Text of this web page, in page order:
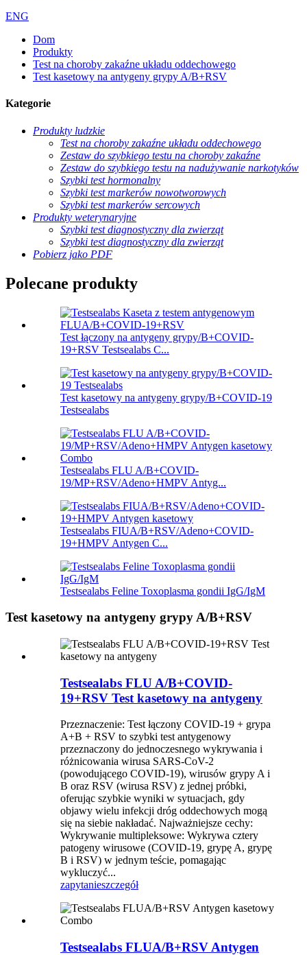
ENG
Dom
Produkty
Test na choroby zakaźne układu oddechowego
Test kasetowy na antygeny grypy A/B+RSV
Kategorie
Produkty ludzkie
Test na choroby zakaźne układu oddechowego
Zestaw do szybkiego testu na choroby zakaźne
Zestaw do szybkiego testu na nadużywanie narkotyków
Szybki test hormonalny
Szybki test markerów nowotworowych
Szybki test markerów sercowych
Produkty weterynaryjne
Szybki test diagnostyczny dla zwierząt
Szybki test diagnostyczny dla zwierząt
Pobierz jako PDF
Polecane produkty
Test łączony na antygeny grypy/B+COVID-
19+RSV Testsealabs C...
Test kasetowy na antygeny grypy/B+COVID-19
Testsealabs
Testsealabs FLU A/B+COVID-
19/MP+RSV/Adeno+HMPV Antyg...
Testsealabs FIUA/B+RSV/Adeno+COVID-
19+HMPV Antygen C...
Testsealabs Feline Toxoplasma gondii IgG/IgM
Test kasetowy na antygeny grypy A/B+RSV
Testsealabs FLU A/B+COVID-
19+RSV Test kasetowy na antygeny
Przeznaczenie: Test łączony COVID-19 + grypa
A+B + RSV to szybki test antygenowy
przeznaczony do jednoczesnego wykrywania i
różnicowania wirusa SARS-CoV-2
(powodującego COVID-19), wirusów grypy A i
B oraz RSV (wirusa RSV) z jednej próbki,
oferując szybkie wyniki w sytuacjach, gdy
objawy wielu infekcji dróg oddechowych mogą
się na siebie nakładać. Najważniejsze cechy:
Wykrywanie multipleksowe: Wykrywa cztery
patogeny wirusowe (COVID-19, grypę A, grypę
B i RSV) w jednym teście, pomagając
wykluczyć...
zapytanieszczegół
Testsealabs FLUA/B+RSV Antygen